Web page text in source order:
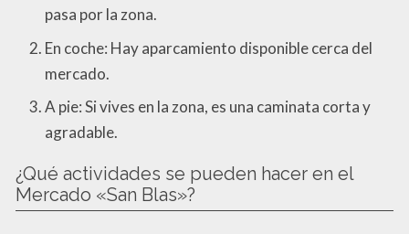
pasa por la zona.
En coche: Hay aparcamiento disponible cerca del
mercado.
A pie: Si vives en la zona, es una caminata corta y
agradable.
¿Qué actividades se pueden hacer en el
Mercado «San Blas»?